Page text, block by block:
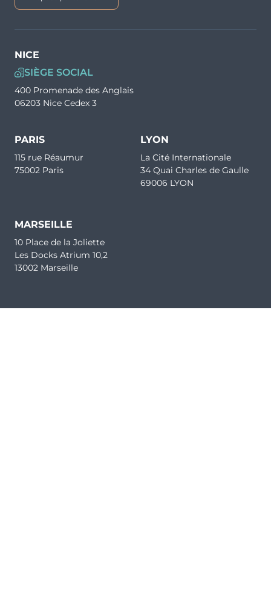
NICE
SIÈGE SOCIAL
400 Promenade des Anglais
06203 Nice Cedex 3
PARIS
115 rue Réaumur
75002 Paris
LYON
La Cité Internationale
34 Quai Charles de Gaulle
69006 LYON
MARSEILLE
10 Place de la Joliette
Les Docks Atrium 10,2
13002 Marseille